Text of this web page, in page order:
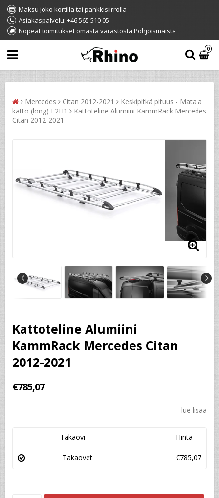
Maksu joko kortilla tai pankkisiirrolla
Asiakaspalvelu: +46 565 510 05
Nopeat toimitukset omasta varastosta Pohjoismaista
0
Mercedes Citan 2012-2021
Keskipitkä pituus - Matala
katto (long) L2H1
Kattoteline Alumiini KammRack Mercedes
Citan 2012-2021
Kattoteline Alumiini
KammRack Mercedes Citan
2012-2021
€785,07
lue lisää
Takaovi Hinta
Takaovet €785,07